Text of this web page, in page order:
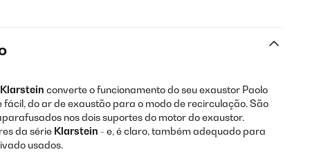
Klarstein converte o funcionamento do seu exaustor Paolo
fácil, do ar de exaustão para o modo de recirculação. São
nos dois suportes do motor do exaustor.
da série Klarstein - e, é claro, também adequado para
usados.